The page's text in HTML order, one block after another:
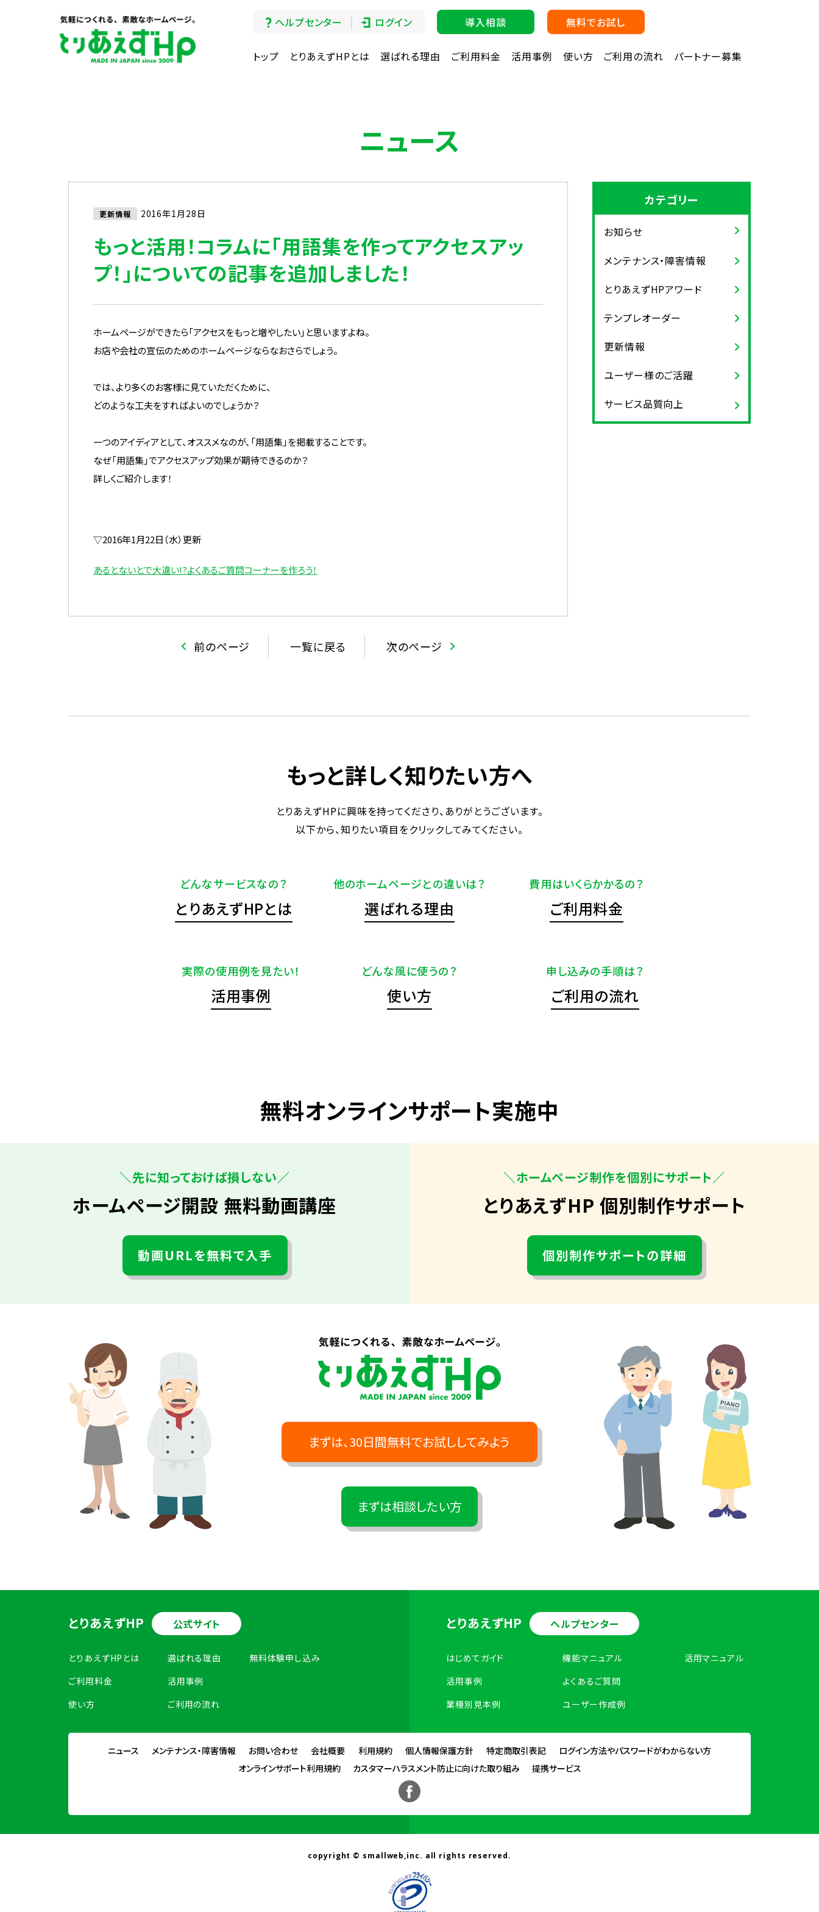
ヘルプセンター ログイン 導入相談 無料でお試し
トップ とりあえずHPとは 選ばれる理由 ご利用料金 活用事例 使い方 ご利用の流れ パートナー募集
ニュース
更新情報 2016年1月28日
もっと活用！コラムに「用語集を作ってアクセスアッ
プ！」についての記事を追加しました！
ホームページができたら「アクセスをもっと増やしたい」と思いますよね。
お店や会社の宣伝のためのホームページならなおさらでしょう。
では、より多くのお客様に見ていただくために、
どのような工夫をすればよいのでしょうか？
一つのアイディアとして、オススメなのが、「用語集」を掲載することです。
なぜ「用語集」でアクセスアップ効果が期待できるのか？
詳しくご紹介します！
▽2016年1月22日（水）更新
あるとないとで大違い!?よくあるご質問コーナーを作ろう！
前のページ 一覧に戻る 次のページ
カテゴリー
お知らせ
メンテナンス・障害情報
とりあえずHPアワード
テンプレオーダー
更新情報
ユーザー様のご活躍
サービス品質向上
もっと詳しく知りたい方へ
とりあえずHPに興味を持ってくださり、ありがとうございます。
以下から、知りたい項目をクリックしてみてください。
どんなサービスなの？
とりあえずHPとは
他のホームページとの違いは？
選ばれる理由
費用はいくらかかるの？
ご利用料金
実際の使用例を見たい！
活用事例
どんな風に使うの？
使い方
申し込みの手順は？
ご利用の流れ
無料オンラインサポート実施中
＼先に知っておけば損しない／
ホームページ開設 無料動画講座
動画URLを無料で入手
＼ホームページ制作を個別にサポート／
とりあえずHP 個別制作サポート
個別制作サポートの詳細
まずは、30日間無料でお試ししてみよう
まずは相談したい方
とりあえずHP 公式サイト
とりあえずHPとは
ご利用料金
使い方
選ばれる理由
活用事例
ご利用の流れ
無料体験申し込み
とりあえずHP ヘルプセンター
はじめてガイド
活用事例
業種別見本例
機能マニュアル
よくあるご質問
ユーザー作成例
活用マニュアル
ニュース メンテナンス・障害情報 お問い合わせ 会社概要 利用規約 個人情報保護方針 特定商取引表記
ログイン方法やパスワードがわからない方
オンラインサポート利用規約
カスタマーハラスメント防止に向けた取り組み 提携サービス
copyright © smallweb,inc. all rights reserved.